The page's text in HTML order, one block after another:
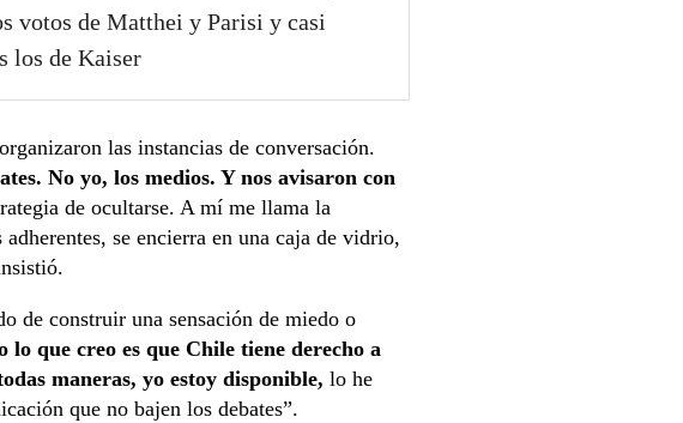
votos de Matthei y Parisi y casi
los de Kaiser
las instancias de conversación.
No yo, los medios. Y nos avisaron con
de ocultarse. A mí me llama la
se encierra en una caja de vidrio,
de construir una sensación de miedo o
lo que creo es que Chile tiene derecho a
maneras, yo estoy disponible, lo he
que no bajen los debates”.